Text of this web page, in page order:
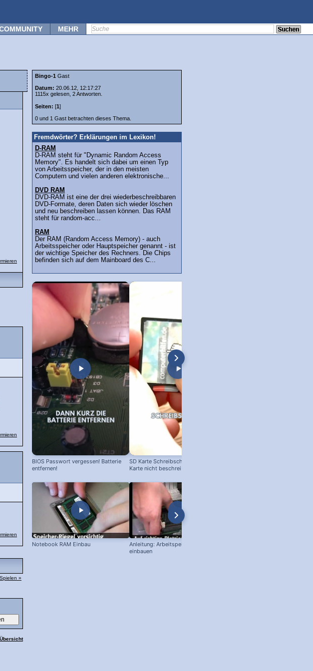
MEHR
»
Bingo-1 Gast
Datum: 20.06.12, 12:17:27
1115x gelesen, 2 Antworten.
Seiten: [1]
0 und 1 Gast betrachten dieses Thema.
Fremdwörter? Erklärungen im Lexikon!
D-RAM
D-RAM steht für "Dynamic Random Access
Memory". Es handelt sich dabei um einen Typ
von Arbeitsspeicher, der in den meisten
Computern und vielen anderen elektronische...
DVD RAM
DVD-RAM ist eine der drei wiederbeschreibbaren
DVD-Formate, deren Daten sich wieder löschen
und neu beschreiben lassen können. Das RAM
steht für random-acc...
RAM
Der RAM (Random Access Memory) - auch
Arbeitsspeicher oder Hauptspeicher genannt - ist
der wichtige Speicher des Rechners. Die Chips
befinden sich auf dem Mainboard des C...
BIOS Passwort vergessen! Batterie
entfernen!
SD Karte Schreibschutz austricksen:
Karte nicht beschreibbar?
Notebook RAM Einbau
Anleitung: Arbeitspeicher / RAM
einbauen